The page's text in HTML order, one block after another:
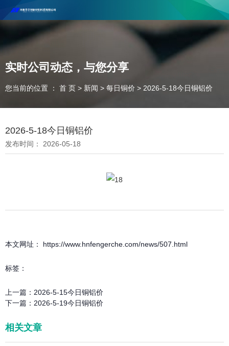
河南丰尔彻新材料科技有限公司欢迎合作咨询！
联系电话：18037947756
实时公司动态，与您分享
您当前的位置 ： 首 页 > 新闻 > 每日铜价 > 2026-5-18今日铜铝价
2026-5-18今日铜铝价
发布时间： 2026-05-18
本文网址： https://www.hnfengerche.com/news/507.html
标签：
上一篇： 2026-5-15今日铜铝价
下一篇： 2026-5-19今日铜铝价
相关文章